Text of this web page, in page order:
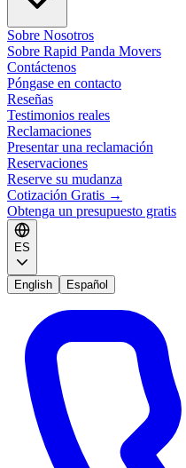
Sobre Nosotros
Sobre Rapid Panda Movers
Contáctenos
Póngase en contacto
Reseñas
Testimonios reales
Reclamaciones
Presentar una reclamación
Reservaciones
Reserve su mudanza
Cotización Gratis →
Obtenga un presupuesto gratis
ES
English Español